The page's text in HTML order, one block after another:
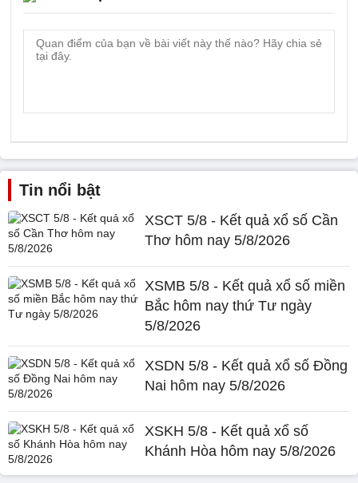
Tin nổi bật
XSCT 5/8 - Kết quả xổ số Cần
Thơ hôm nay 5/8/2026
XSMB 5/8 - Kết quả xổ số miền
Bắc hôm nay thứ Tư ngày
5/8/2026
XSDN 5/8 - Kết quả xổ số Đồng
Nai hôm nay 5/8/2026
XSKH 5/8 - Kết quả xổ số
Khánh Hòa hôm nay 5/8/2026